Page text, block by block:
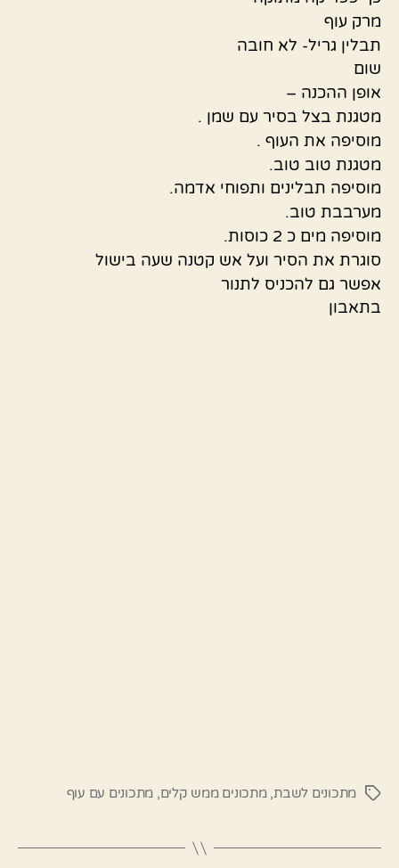
מרק עוף
תבלין גריל- לא חובה
שום
אופן ההכנה –
מטגנת בצל בסיר עם שמן .
מוסיפה את העוף .
מטגנת טוב טוב.
מוסיפה תבלינים ותפוחי אדמה.
מערבבת טוב.
מוסיפה מים כ 2 כוסות.
סוגרת את הסיר ועל אש קטנה שעה בישול
אפשר גם להכניס לתנור
בתאבון
תגיותמתכונים לשבת,מתכונים ממש קלים, מתכונים עם עוף